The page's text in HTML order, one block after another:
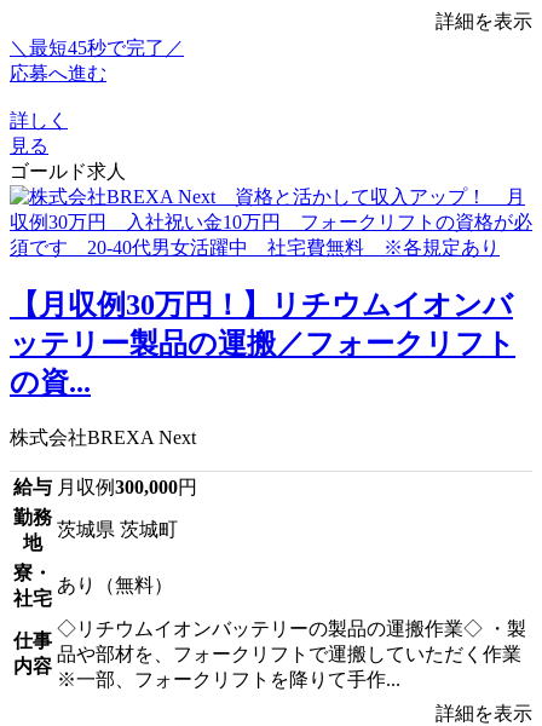
詳細を表示
＼最短45秒で完了／
応募へ進む
詳しく
見る
ゴールド求人
【月収例30万円！】リチウムイオンバ
ッテリー製品の運搬／フォークリフト
の資...
株式会社BREXA Next
給与 月収例300,000円
勤務
地
茨城県 茨城町
寮・
社宅
あり（無料）
仕事
内容
◇リチウムイオンバッテリーの製品の運搬作業◇ ・製
品や部材を、フォークリフトで運搬していただく作業
※一部、フォークリフトを降りて手作...
詳細を表示